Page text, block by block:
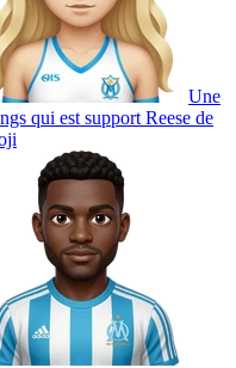
Une
qui est support Reese de